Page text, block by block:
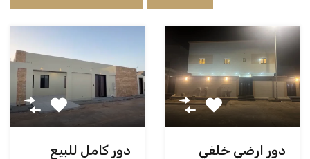
دور ارضي خلفي
دور كامل للبيع